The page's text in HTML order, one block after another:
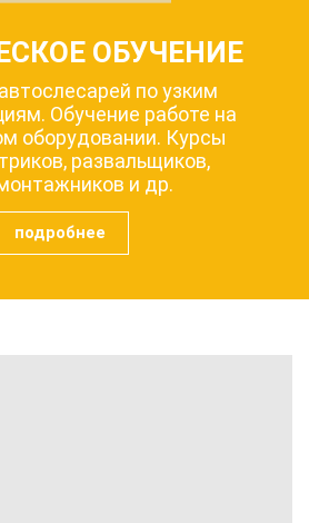
ОБУЧЕНИЕ
по узким
Обучение работе на
оборудовании. Курсы
развальщиков,
и др.
подробнее